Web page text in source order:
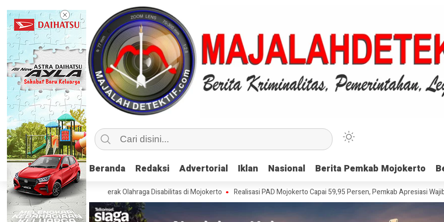
Beranda Redaksi Advertorial Iklan Nasional Berita Pemkab Mojokerto
Beranda Redaksi Advertorial Iklan Nasional Berita Pemkab Mojokerto
Latih 115 Penggerak Olahraga Disabilitas di Mojokerto Realisasi PAD Mojokerto Capai 59,95 Persen, Pemkab Apresiasi Wajib Pajak